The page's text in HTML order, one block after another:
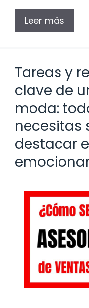
Leer más
Tareas y
clave de
moda:
necesitas
destacar